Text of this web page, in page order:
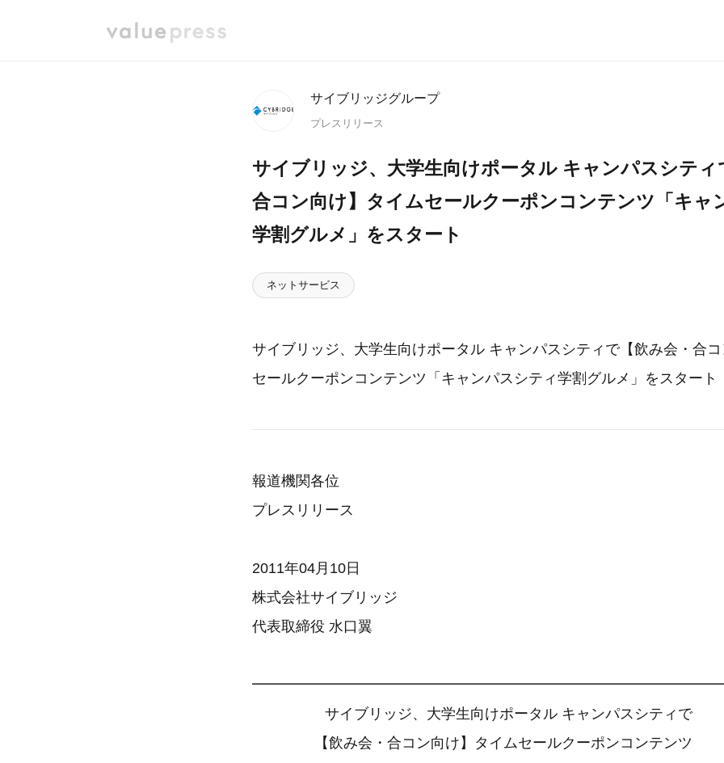
サイブリッジグループ
プレスリリース
サイブリッジ、大学生向けポータル キャンパスシティ
合コン向け】タイムセールクーポンコンテンツ「キャ
学割グルメ」をスタート
ネットサービス
サイブリッジ、大学生向けポータル キャンパスシティで【飲み会・合
セールクーポンコンテンツ「キャンパスシティ学割グルメ」をスタート
報道機関各位
プレスリリース
2011年04月10日
株式会社サイブリッジ
代表取締役 水口翼
サイブリッジ、大学生向けポータル キャンパスシティで
【飲み会・合コン向け】タイムセールクーポンコンテンツ